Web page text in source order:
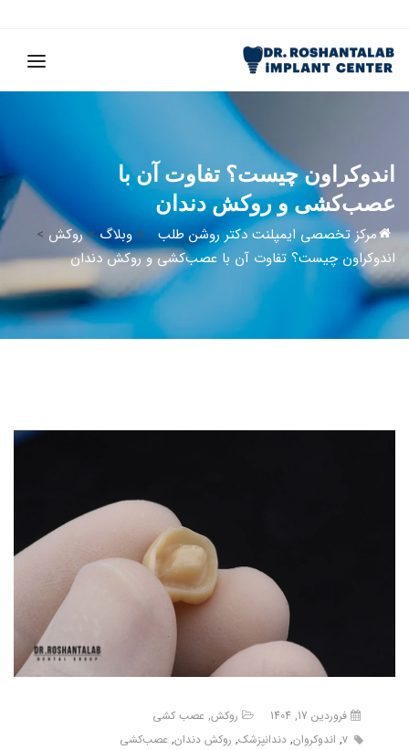
اندوکراون چیست؟ تفاوت آن با
عصب‌کشی و روکش دندان
مرکز تخصصی ایمپلنت دکتر روشن طلب >وبلاگ>روکش >
اندوکراون چیست؟ تفاوت آن با عصب‌کشی و روکش دندان
فروردین 17, 1404 روکش, عصب کشی
v
, اندوکروان, دندانپزشک, روکش دندان, عصب‌کشی